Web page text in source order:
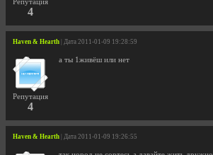
Репутация
4
Haven & Hearth | Дата 2011-01-09 19:28:59
Репутация
4
а ты 1живёш или нет
Haven & Hearth | Дата 2011-01-09 19:26:55